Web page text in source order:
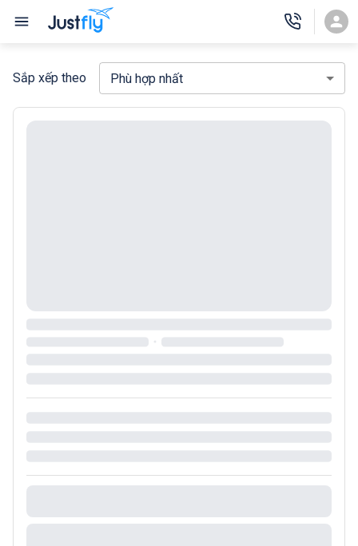
Sắp xếp theo Phù hợp nhất